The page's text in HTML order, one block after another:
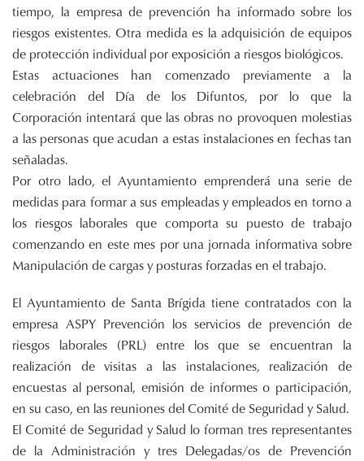
tiempo, la empresa de prevención ha informado sobre los
riesgos existentes. Otra medida es la adquisición de equipos
de protección individual por exposición a riesgos biológicos.
Estas actuaciones han comenzado previamente a la
celebración del Día de los Difuntos, por lo que la
Corporación intentará que las obras no provoquen molestias
a las personas que acudan a estas instalaciones en fechas tan
señaladas.
Por otro lado, el Ayuntamiento emprenderá una serie de
medidas para formar a sus empleadas y empleados en torno a
los riesgos laborales que comporta su puesto de trabajo
comenzando en este mes por una jornada informativa sobre
Manipulación de cargas y posturas forzadas en el trabajo.
El Ayuntamiento de Santa Brígida tiene contratados con la
empresa ASPY Prevención los servicios de prevención de
riesgos laborales (PRL) entre los que se encuentran la
realización de visitas a las instalaciones, realización de
encuestas al personal, emisión de informes o participación,
en su caso, en las reuniones del Comité de Seguridad y Salud.
El Comité de Seguridad y Salud lo forman tres representantes
de la Administración y tres Delegadas/os de Prevención